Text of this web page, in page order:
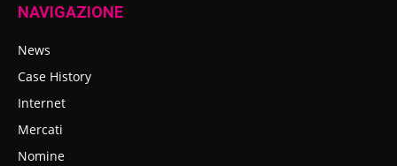
NAVIGAZIONE
News
Case History
Internet
Mercati
Nomine